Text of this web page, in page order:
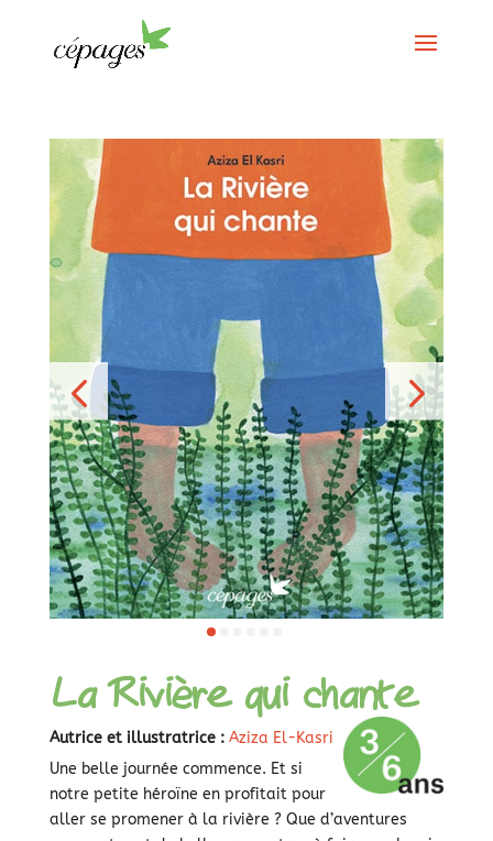
La Rivière qui chante
Autrice et illustratrice : Aziza El-Kasri
Une belle journée commence. Et si
notre petite héroïne en profitait pour
aller se promener à la rivière ? Que d’aventures